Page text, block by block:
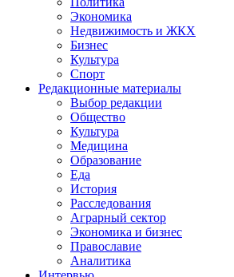
Экономика
Недвижимость и ЖКХ
Бизнес
Культура
Спорт
Редакционные материалы
Выбор редакции
Общество
Культура
Медицина
Образование
Еда
История
Расследования
Аграрный сектор
Экономика и бизнес
Православие
Аналитика